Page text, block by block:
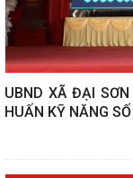
UBND XÃ ĐẠI
HUẤN KỸ NĂNG